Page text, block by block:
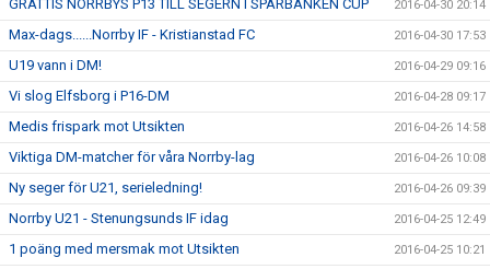
GRATTIS NORRBYS P13 TILL SEGERN I SPARBANKEN CUP 2016-04-30 20:14
Max-dags......Norrby IF - Kristianstad FC 2016-04-30 17:53
U19 vann i DM! 2016-04-29 09:16
Vi slog Elfsborg i P16-DM 2016-04-28 09:17
Medis frispark mot Utsikten 2016-04-26 14:58
Viktiga DM-matcher för våra Norrby-lag 2016-04-26 10:08
Ny seger för U21, serieledning! 2016-04-26 09:39
Norrby U21 - Stenungsunds IF idag 2016-04-25 12:49
1 poäng med mersmak mot Utsikten 2016-04-25 10:21